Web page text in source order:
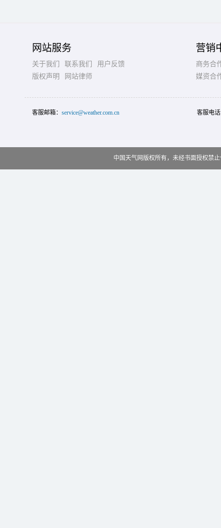
网站服务
关于我们 联系我们
用户反馈
版权声明
网站律师
营销
商务合
媒资合
客服邮箱： service@weather.com.cn 客服电
中国天气网版权所有，未经书面授权